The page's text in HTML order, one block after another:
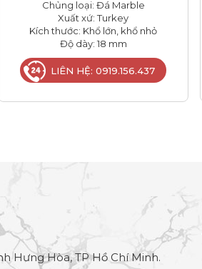
Chủng loại: Đá Marble
Xuất xứ: Turkey
Kích thước: Khổ lớn, khổ nhỏ
Độ dày: 18 mm
LIÊN HỆ: 0919.156.437
Hưng Hòa, TP Hồ Chí Minh.